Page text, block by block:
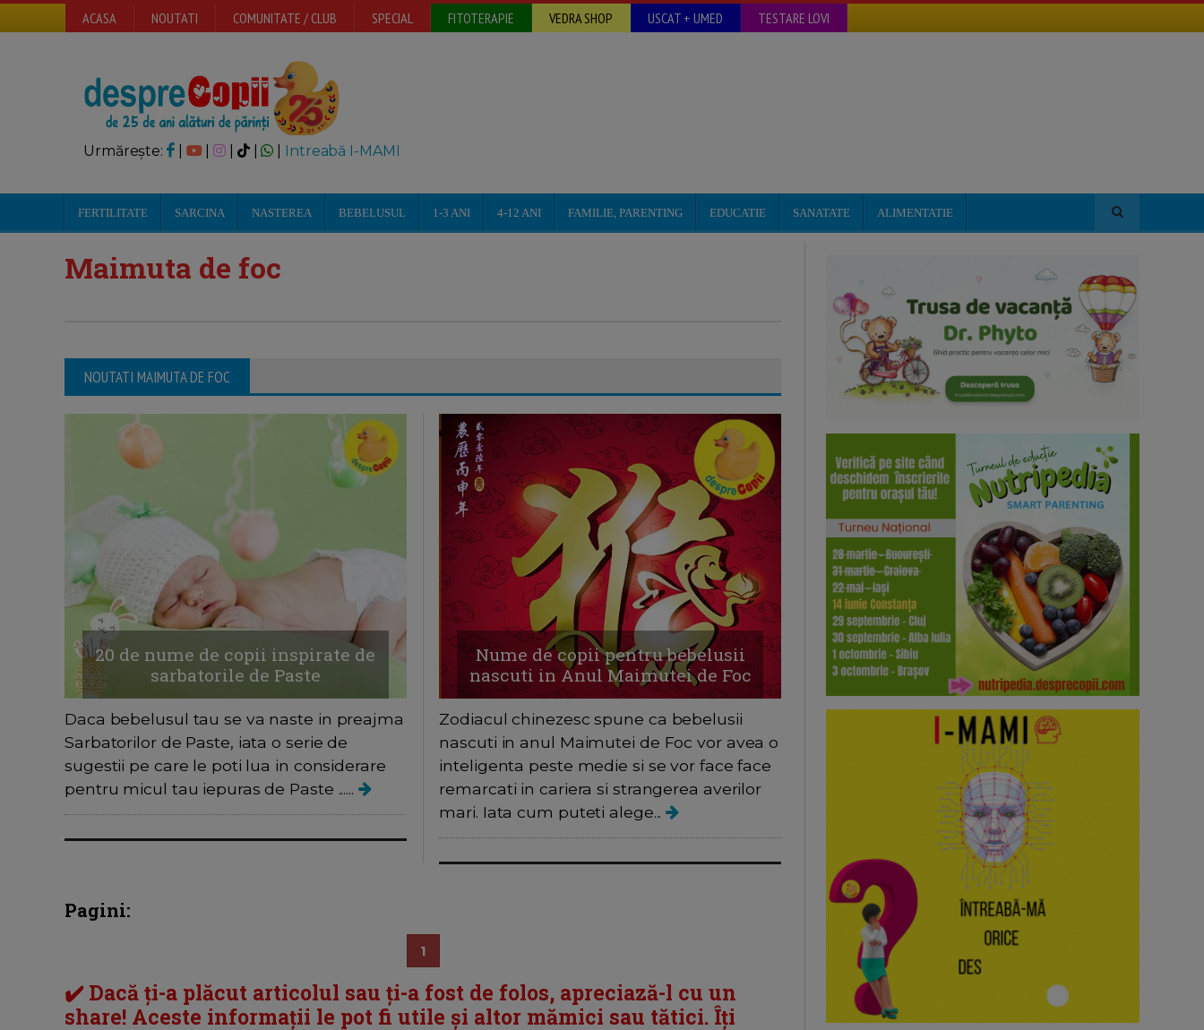
ACASA NOUTATI COMUNITATE / CLUB SPECIAL FITOTERAPIE VEDRA SHOP USCAT + UMED TESTARE LOVI
Urmărește: | | Intreabă I-MAMI
FERTILITATE SARCINA NASTEREA BEBELUSUL 1-3 ANI 4-12 ANI FAMILIE, PARENTING EDUCATIE SANATATE ALIMENTATIE
Maimuta de foc
NOUTATI MAIMUTA DE FOC
20 de nume de copii inspirate de
sarbatorile de Paste
Daca bebelusul tau se va naste in preajma
Sarbatorilor de Paste, iata o serie de
sugestii pe care le poti lua in considerare
pentru micul tau iepuras de Paste ......
Nume de copii pentru bebelusii
nascuti in Anul Maimutei de Foc
Zodiacul chinezesc spune ca bebelusii
nascuti in anul Maimutei de Foc vor avea o
inteligenta peste medie si se vor face face
remarcati in cariera si strangerea averilor
mari. Iata cum puteti alege...
Pagini:
1
✔️ Dacă ți-a plăcut articolul sau ți-a fost de folos, apreciază-l cu un
share! Aceste informații le pot fi utile și altor mămici sau tătici. Îți